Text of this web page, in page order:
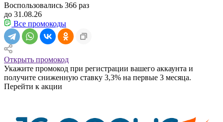
Воспользовались 366 раз
до 31.08.26
Все промокоды
Открыть промокод
Укажите промокод при регистрации вашего аккаунта и
получите сниженную ставку 3,3% на первые 3 месяца.
Перейти к акции